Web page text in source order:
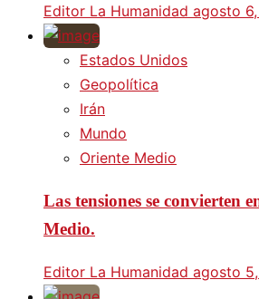
Editor La Humanidad agosto
Estados Unidos
Geopolítica
Irán
Mundo
Oriente Medio
Las tensiones se convierten
Medio.
Editor La Humanidad agosto